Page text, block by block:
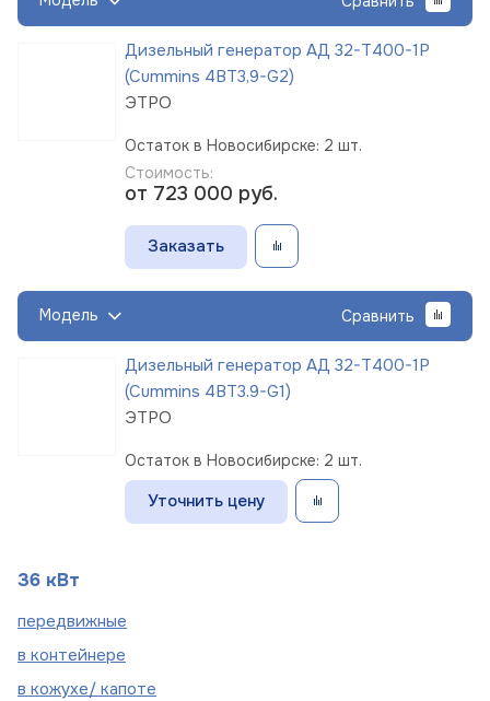
Дизельный генератор АД 32-Т400-1Р
(Cummins 4BT3,9-G2)
ЭТРО
Остаток в Новосибирске: 2 шт.
Стоимость:
от 723 000 руб.
Заказать
Модель Сравнить
Дизельный генератор АД 32-Т400-1Р
(Cummins 4BT3.9-G1)
ЭТРО
Остаток в Новосибирске: 2 шт.
Уточнить цену
36 кВт
передвижные
в контейнере
в кожухе/ капоте